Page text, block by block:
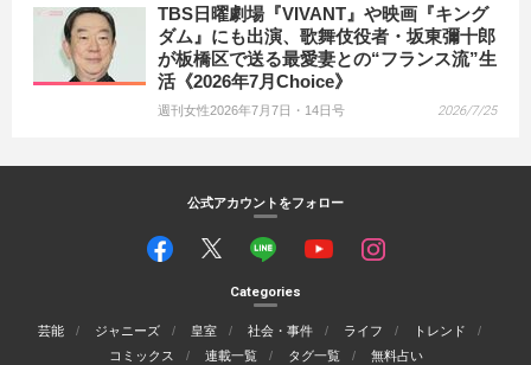
TBS日曜劇場『VIVANT』や映画『キング
ダム』にも出演、歌舞伎役者・坂東彌十郎
が板橋区で送る最愛妻との“フランス流”生
活《2026年7月Choice》
週刊女性2026年7月7日・14日号 2026/7/25
公式アカウントをフォロー
Categories
芸能 ジャニーズ 皇室 社会・事件 ライフ
トレンド
コミックス
連載一覧 タグ一覧 無料占い